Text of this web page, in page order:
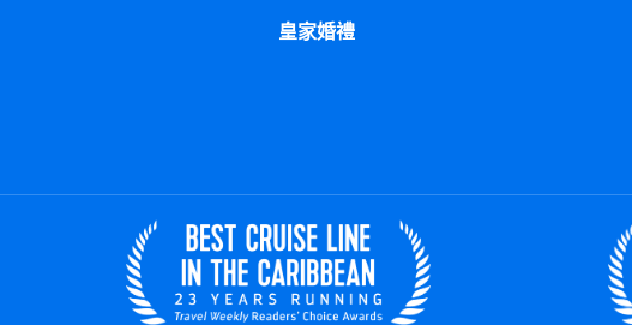
皇家婚禮